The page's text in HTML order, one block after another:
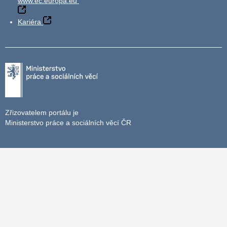
Kariéra
Zřizovatelem portálu je
Ministerstvo práce a sociálních věcí ČR